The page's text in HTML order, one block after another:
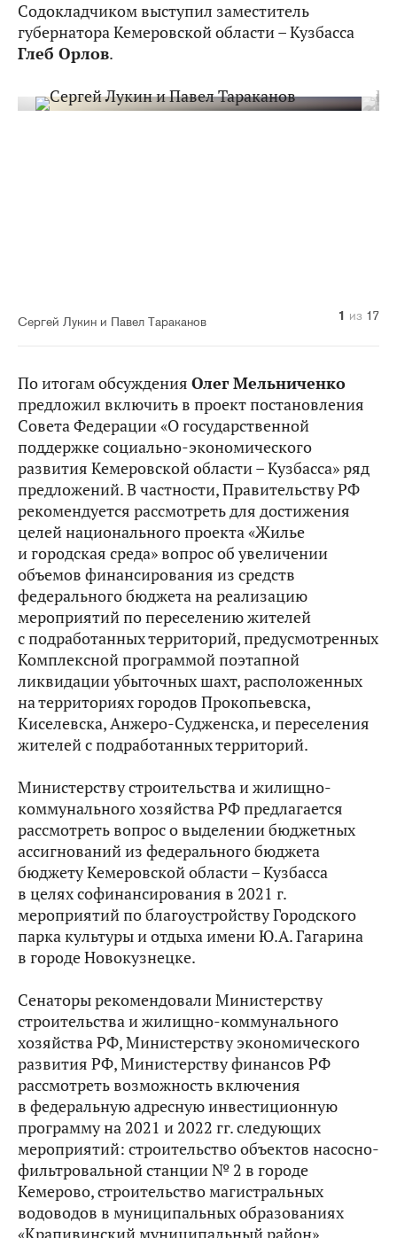
Содокладчиком выступил заместитель
губернатора Кемеровской области – Кузбасса
Глеб Орлов.
Сергей Лукин и Павел Тараканов 1 из 17
2 из 17
3 из 17
4 из 17
5 из 17
6 из 17
7 из 17
8 из 17
9 из 17
10 из 17
11 из 17
12 из 17
13 из 17
14 из 17
15 из 17
16 из 17
17 из 17
По итогам обсуждения Олег Мельниченко
предложил включить в проект постановления
Совета Федерации «О государственной
поддержке социально-экономического
развития Кемеровской области – Кузбасса» ряд
предложений. В частности, Правительству РФ
рекомендуется рассмотреть для достижения
целей национального проекта «Жилье
и городская среда» вопрос об увеличении
объемов финансирования из средств
федерального бюджета на реализацию
мероприятий по переселению жителей
с подработанных территорий, предусмотренных
Комплексной программой поэтапной
ликвидации убыточных шахт, расположенных
на территориях городов Прокопьевска,
Киселевска, Анжеро-Судженска, и переселения
жителей с подработанных территорий.
Министерству строительства и жилищно-
коммунального хозяйства РФ предлагается
рассмотреть вопрос о выделении бюджетных
ассигнований из федерального бюджета
бюджету Кемеровской области – Кузбасса
в целях софинансирования в 2021 г.
мероприятий по благоустройству Городского
парка культуры и отдыха имени Ю.А. Гагарина
в городе Новокузнецке.
Сенаторы рекомендовали Министерству
строительства и жилищно-коммунального
хозяйства РФ, Министерству экономического
развития РФ, Министерству финансов РФ
рассмотреть возможность включения
в федеральную адресную инвестиционную
программу на 2021 и 2022 гг. следующих
мероприятий: строительство объектов насосно-
фильтровальной станции № 2 в городе
Кемерово, строительство магистральных
водоводов в муниципальных образованиях